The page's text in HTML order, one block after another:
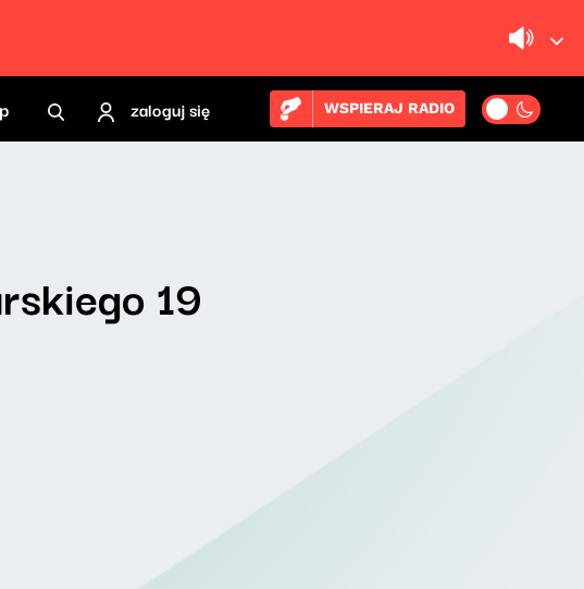
zaloguj się WSPIERAJ RADIO
19